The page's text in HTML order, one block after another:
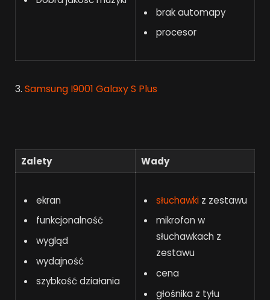
brak automapy
procesor
3. Samsung I9001 Galaxy S Plus
Zalety Wady
ekran
funkcjonalność
wygląd
wydajność
szybkość działania
słuchawki z zestawu
mikrofon w
słuchawkach z
zestawu
cena
głośnika z tyłu